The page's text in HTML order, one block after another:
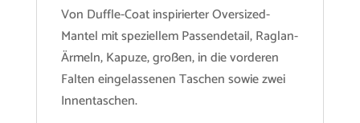
Von Duffle-Coat inspirierter Oversized-
Mantel mit speziellem Passendetail, Raglan-
Ärmeln, Kapuze, großen, in die vorderen
Falten eingelassenen Taschen sowie zwei
Innentaschen.